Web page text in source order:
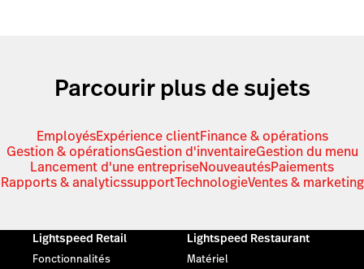
Parcourir plus de sujets
EmployésExpérience clientFinance & opérations
Gestion & opérationsGestion d'inventaireGestion du menu
Lancement d'une entrepriseNouveautésPaiements
Rapports & analyticssupportTechnologieVentes & marketing
Lightspeed Retail
Fonctionnalités
Lightspeed Restaurant
Matériel